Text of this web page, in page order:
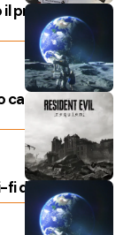
il provato
capitolo della
di Capcom